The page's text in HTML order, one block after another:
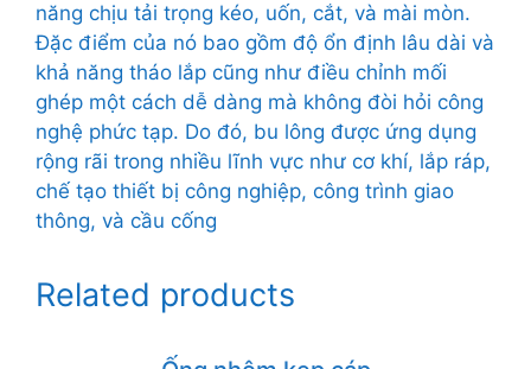
năng chịu tải trọng kéo, uốn, cắt, và mài mòn.
Đặc điểm của nó bao gồm độ ổn định lâu dài và
khả năng tháo lắp cũng như điều chỉnh mối
ghép một cách dễ dàng mà không đòi hỏi công
nghệ phức tạp. Do đó, bu lông được ứng dụng
rộng rãi trong nhiều lĩnh vực như cơ khí, lắp ráp,
chế tạo thiết bị công nghiệp, công trình giao
thông, và cầu cống
Related products